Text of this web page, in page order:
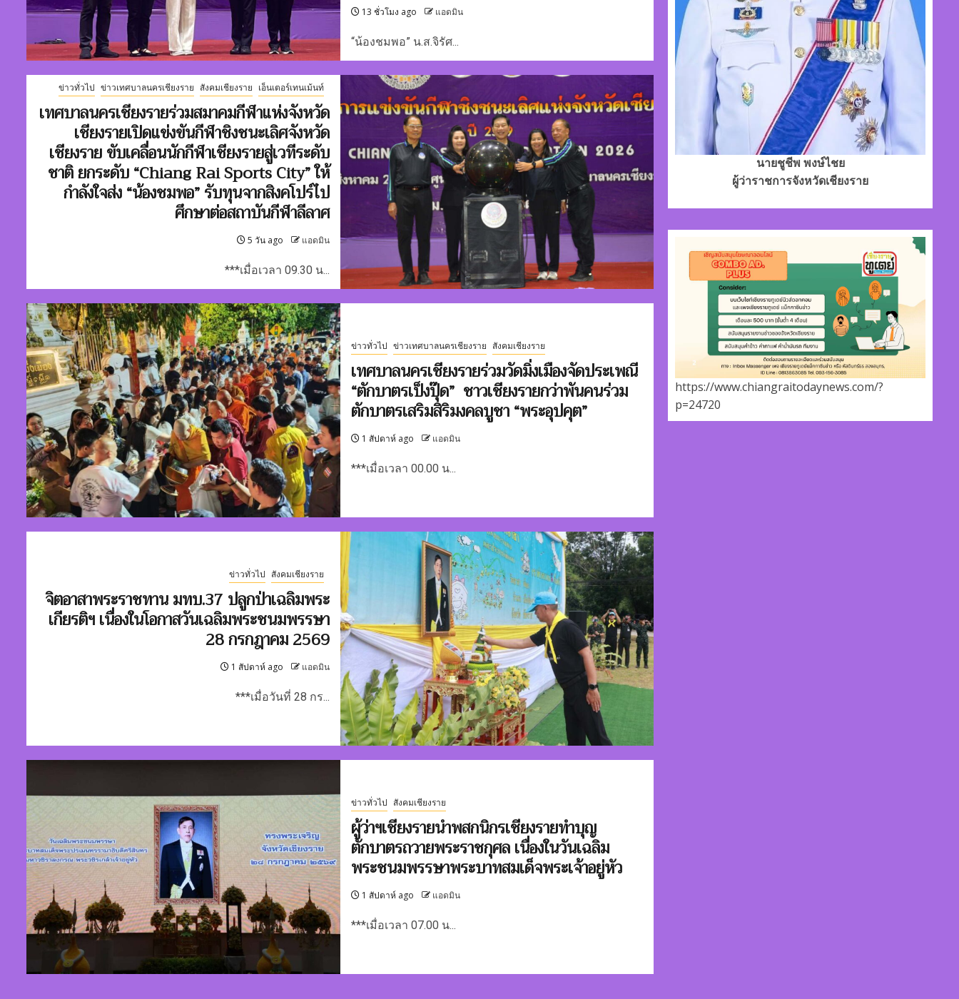
13 ชั่วโมง ago แอดมิน
“น้องชมพอ” น.ส.จิรัศ...
ข่าวทั่วไป ข่าวเทศบาลนครเชียงราย สังคมเชียงราย เอ็นเตอร์เทนเม้นท์
เทศบาลนครเชียงรายร่วมสมาคมกีฬาแห่งจังหวัด
เชียงรายเปิดแข่งขันกีฬาชิงชนะเลิศจังหวัด
เชียงราย ขับเคลื่อนนักกีฬาเชียงรายสู่เวทีระดับ
ชาติ ยกระดับ “Chiang Rai Sports City” ให้
กำลังใจส่ง “น้องชมพอ” รับทุนจากสิงคโปร์ไป
ศึกษาต่อสถาบันกีฬาลีลาศ
5 วัน ago แอดมิน
***เมื่อเวลา 09.30 น...
ข่าวทั่วไป ข่าวเทศบาลนครเชียงราย สังคมเชียงราย
เทศบาลนครเชียงรายร่วมวัดมิ่งเมืองจัดประเพณี
“ตักบาตรเป็งปุ๊ด” ชาวเชียงรายกว่าพันคนร่วม
ตักบาตรเสริมสิริมงคลบูชา “พระอุปคุต”
1 สัปดาห์ ago แอดมิน
***เมื่อเวลา 00.00 น...
ข่าวทั่วไป สังคมเชียงราย
จิตอาสาพระราชทาน มทบ.37 ปลูกป่าเฉลิมพระ
เกียรติฯ เนื่องในโอกาสวันเฉลิมพระชนมพรรษา
28 กรกฎาคม 2569
1 สัปดาห์ ago แอดมิน
***เมื่อวันที่ 28 กร...
ข่าวทั่วไป สังคมเชียงราย
ผู้ว่าฯเชียงรายนำพสกนิกรเชียงรายทำบุญ
ตักบาตรถวายพระราชกุศล เนื่องในวันเฉลิม
พระชนมพรรษาพระบาทสมเด็จพระเจ้าอยู่หัว
1 สัปดาห์ ago แอดมิน
***เมื่อเวลา 07.00 น...
นายชูชีพ พงษ์ไชย
ผู้ว่าราชการจังหวัดเชียงราย
https://www.chiangraitodaynews.com/?
p=24720